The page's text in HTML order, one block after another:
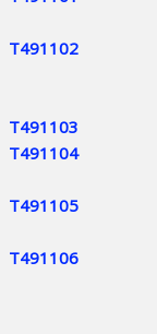
T491102
T491103
T491104
T491105
T491106